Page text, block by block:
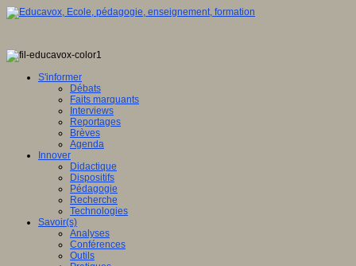
S'informer
Débats
Faits marquants
Interviews
Reportages
Brèves
Agenda
Innover
Didactique
Dispositifs
Pédagogie
Recherche
Technologies
Savoir(s)
Analyses
Conférences
Outils